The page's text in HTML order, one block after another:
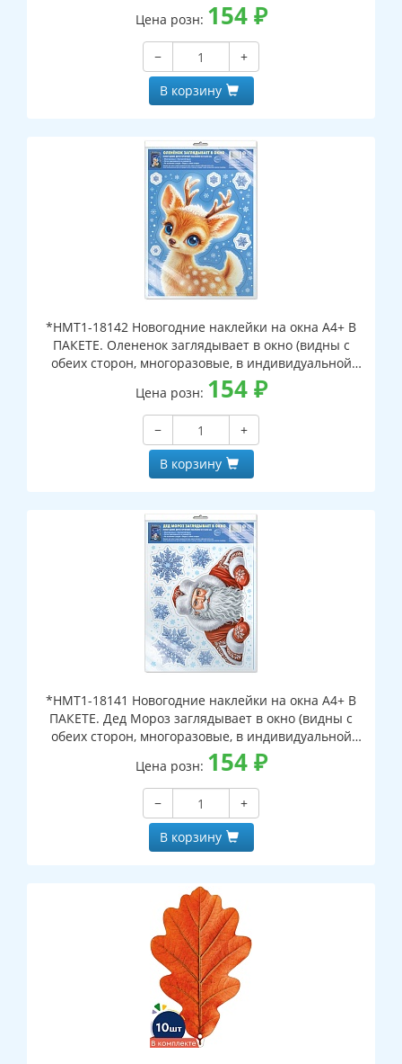
с европодвесом и клеевым клапаном)
Цена розн: 154₽
−
+
В корзину
*НМТ1-18142 Новогодние наклейки на окна А4+ В
ПАКЕТЕ. Олененок заглядывает в окно (видны с
обеих сторон, многоразовые, в индивидуальной
упаковке, с европодвесом и клеевым клапаном)
Цена розн: 154₽
−
+
В корзину
*НМТ1-18141 Новогодние наклейки на окна А4+ В
ПАКЕТЕ. Дед Мороз заглядывает в окно (видны с
обеих сторон, многоразовые, в индивидуальной
упаковке, с европодвесом и клеевым клапаном)
Цена розн: 154₽
−
+
В корзину